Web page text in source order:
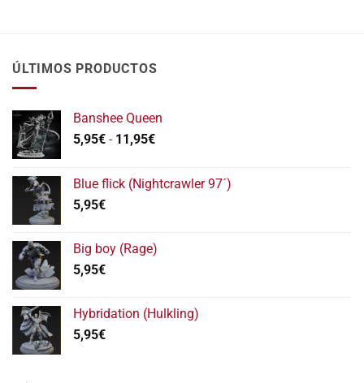
ÚLTIMOS PRODUCTOS
Banshee Queen
5,95€ - 11,95€Rango
desde
11,95€
Blue flick (Nightcrawler 97´)
5,95€
Big boy (Rage)
5,95€
Hybridation (Hulkling)
5,95€